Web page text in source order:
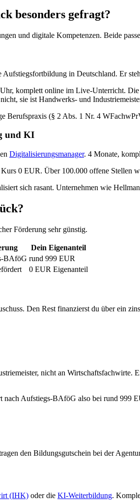
besonders gefragt?
und digitale Kompetenzen. Beide
Aufstiegsfortbildung in Deutschland. Er
komplett online im Live-Unterricht.
sie ist Handwerks- und
Berufspraxis (§ 2 Abs. 1 Nr. 4
und KI
Digitalisierungsmanager. 4 Monate,
0 EUR. Über 100.000 offene Stellen
sich rasant. Unternehmen wie
Förderung sehr günstig.
Dein Eigenanteil
BAföG rund 999 EUR
0 EUR Eigenanteil
Den Rest finanzierst du über ein
nicht an
nach Aufstiegs-BAföG also bei rund 999
den Bildungsgutschein bei der
(IHK) oder die KI-Weiterbildung.